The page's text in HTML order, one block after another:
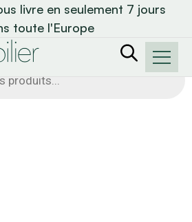
livre en seulement 7 jours
toute l'Europe